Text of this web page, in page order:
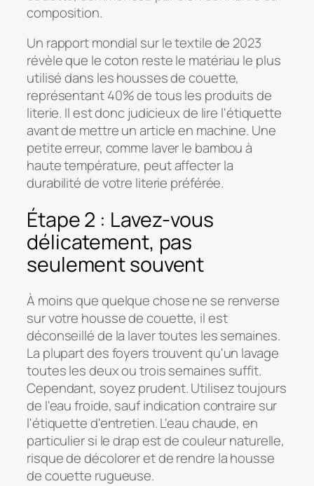
composition.
Un rapport mondial sur le textile de 2023
révèle que le coton reste le matériau le plus
utilisé dans les housses de couette,
représentant 40% de tous les produits de
literie. Il est donc judicieux de lire l'étiquette
avant de mettre un article en machine. Une
petite erreur, comme laver le bambou à
haute température, peut affecter la
durabilité de votre literie préférée.
Étape 2 : Lavez-vous
délicatement, pas
seulement souvent
À moins que quelque chose ne se renverse
sur votre housse de couette, il est
déconseillé de la laver toutes les semaines.
La plupart des foyers trouvent qu'un lavage
toutes les deux ou trois semaines suffit.
Cependant, soyez prudent. Utilisez toujours
de l'eau froide, sauf indication contraire sur
l'étiquette d'entretien. L'eau chaude, en
particulier si le drap est de couleur naturelle,
risque de décolorer et de rendre la housse
de couette rugueuse.